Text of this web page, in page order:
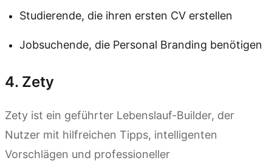
Studierende, die ihren ersten CV erstellen
Jobsuchende, die Personal Branding benötigen
4. Zety
Zety ist ein geführter Lebenslauf-Builder, der
Nutzer mit hilfreichen Tipps, intelligenten
Vorschlägen und professioneller